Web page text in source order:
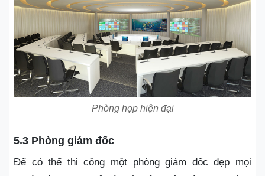
Phòng họp hiện đại
5.3 Phòng giám đốc
Để có thể thi công một phòng giám đốc đẹp mọi